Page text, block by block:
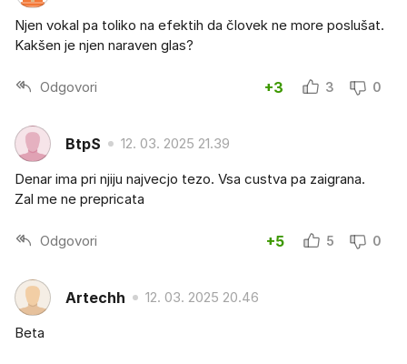
Njen vokal pa toliko na efektih da človek ne more poslušat.
Kakšen je njen naraven glas?
Odgovori +3 3 0
BtpS 12. 03. 2025 21.39
Denar ima pri njiju najvecjo tezo. Vsa custva pa zaigrana.
Zal me ne prepricata
Odgovori +5 5 0
Artechh 12. 03. 2025 20.46
Beta